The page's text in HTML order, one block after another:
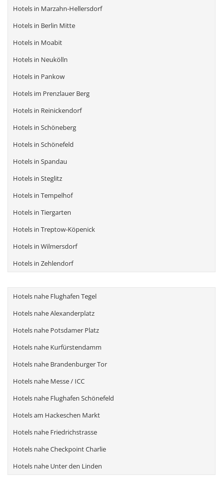
Hotels in Marzahn-Hellersdorf
Hotels in Berlin Mitte
Hotels in Moabit
Hotels in Neukölln
Hotels in Pankow
Hotels im Prenzlauer Berg
Hotels in Reinickendorf
Hotels in Schöneberg
Hotels in Schönefeld
Hotels in Spandau
Hotels in Steglitz
Hotels in Tempelhof
Hotels in Tiergarten
Hotels in Treptow-Köpenick
Hotels in Wilmersdorf
Hotels in Zehlendorf
Hotels nahe Flughafen Tegel
Hotels nahe Alexanderplatz
Hotels nahe Potsdamer Platz
Hotels nahe Kurfürstendamm
Hotels nahe Brandenburger Tor
Hotels nahe Messe / ICC
Hotels nahe Flughafen Schönefeld
Hotels am Hackeschen Markt
Hotels nahe Friedrichstrasse
Hotels nahe Checkpoint Charlie
Hotels nahe Unter den Linden